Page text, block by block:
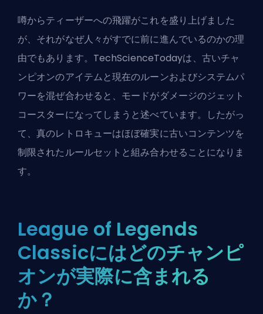
噂からティーザーへの飛躍がこれを盛り上げました
が、それがなぜ人々がすでに前に進んでいるのかの理
由でもあります。TechScienceTodayは、古いチャ
ンピオンのアイテムと現在のルーンおよびシステムパ
ワーを混ぜ合わせると、モードがダメージのジェット
コースターになってしまうと述べています。したがっ
て、真のレトロキューはほぼ確実に古いコンテンツを
制限されたルールセットと組み合わせることになりま
す。
League of Legends
Classicにはどのチャンピ
オンが実際に含まれる
か？